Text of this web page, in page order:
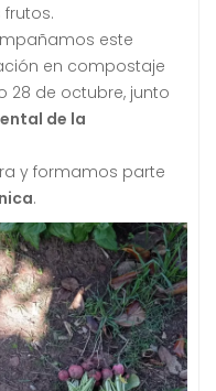
este
en compostaje
28 de octubre, junto
de la
y formamos parte
.